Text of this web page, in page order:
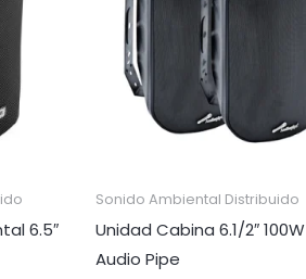
6.5″
Sonido Ambiental Distribuido
Unidad Cabina 6.1/2″ 100W
Audio Pipe